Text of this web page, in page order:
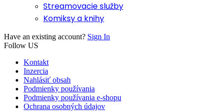
Streamovacie služby
Komiksy a knihy
Have an existing account? Sign In
Follow US
Kontakt
Inzercia
Nahlásiť obsah
Podmienky používania
Podmienky používania e-shopu
Ochrana osobných údajov